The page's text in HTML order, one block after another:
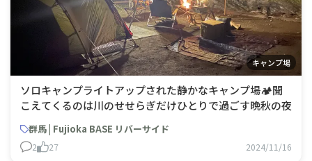
キャンプ場
ソロキャンプライトアップされた静かなキャンプ場🏕️聞
こえてくるのは川のせせらぎだけひとりで過ごす晩秋の夜
群馬 | Fujioka BASE リバーサイド
2 27 2024/11/16